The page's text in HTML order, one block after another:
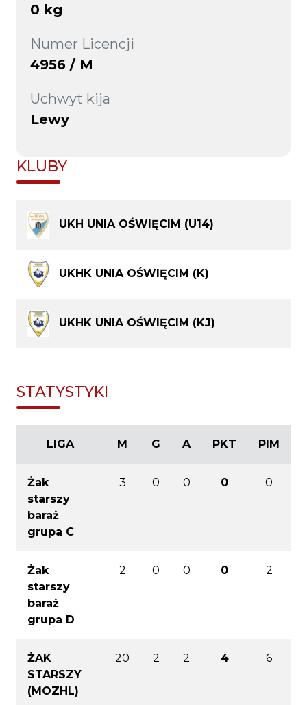
0 kg
Numer Licencji
4956 / M
Uchwyt kija
Lewy
KLUBY
UKH UNIA OŚWIĘCIM (U14)
UKHK UNIA OŚWIĘCIM (K)
UKHK UNIA OŚWIĘCIM (KJ)
STATYSTYKI
LIGA M G A PKT PIM
Żak
starszy
baraż
grupa C
3 0 0 0 0
Żak
starszy
baraż
grupa D
2 0 0 0 2
ŻAK
STARSZY
(MOZHL)
20 2 2 4 6